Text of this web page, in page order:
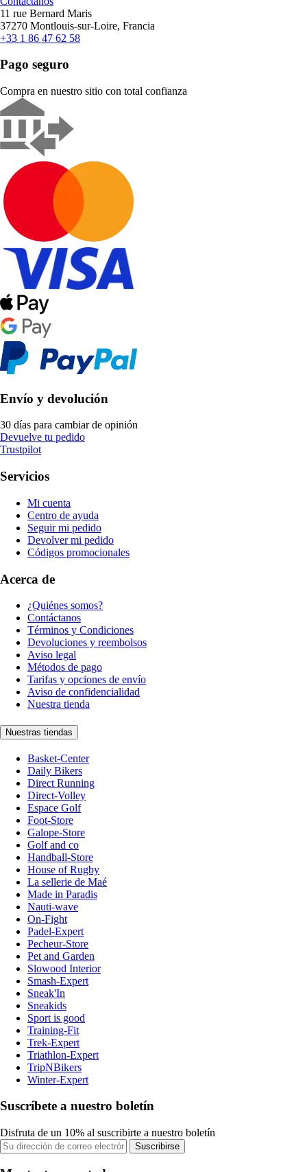
11 rue Bernard Maris
37270 Montlouis-sur-Loire, Francia
+33 1 86 47 62 58
Pago seguro
Compra en nuestro sitio con total confianza
Envío y devolución
30 días para cambiar de opinión
Devuelve tu pedido
Trustpilot
Servicios
Mi cuenta
Centro de ayuda
Seguir mi pedido
Devolver mi pedido
Códigos promocionales
Acerca de
¿Quiénes somos?
Contáctanos
Términos y Condiciones
Devoluciones y reembolsos
Aviso legal
Métodos de pago
Tarifas y opciones de envío
Aviso de confidencialidad
Nuestra tienda
Nuestras tiendas
Basket-Center
Daily Bikers
Direct Running
Direct-Volley
Espace Golf
Foot-Store
Galope-Store
Golf and co
Handball-Store
House of Rugby
La sellerie de Maé
Made in Paradis
Nauti-wave
On-Fight
Padel-Expert
Pecheur-Store
Pet and Garden
Slowood Interior
Smash-Expert
Sneak'In
Sneakids
Sport is good
Training-Fit
Trek-Expert
Triathlon-Expert
TripNBikers
Winter-Expert
Suscríbete a nuestro boletín
Disfruta de un 10% al suscribirte a nuestro boletín
Suscribirse